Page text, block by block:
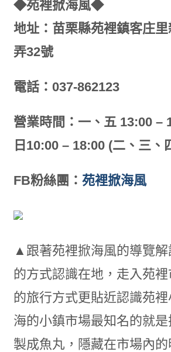
◆苑裡掀海風◆
地址：苗栗縣苑裡鎮客庄
弄32號
電話：037-862123
營業時間：一、五 13:00 –
日10:00 – 18:00 (二、三、
FB粉絲團： 苑裡掀海風
▲跟著苑裡掀海風的導覽解
的方式認識在地，走入苑
的旅行方式更貼近認識苑
海的小鎮市場最知名的就是
製成魚丸，隱藏在市場內